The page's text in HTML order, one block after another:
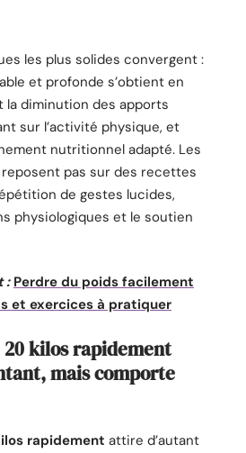
les plus solides convergent :
et profonde s’obtient en
la diminution des apports
sur l’activité physique, et
nutritionnel adapté. Les
pas sur des recettes
de gestes lucides,
physiologiques et le soutien
: Perdre du poids facilement
et exercices à pratiquer
kilos rapidement
mais comporte
rapidement attire d’autant